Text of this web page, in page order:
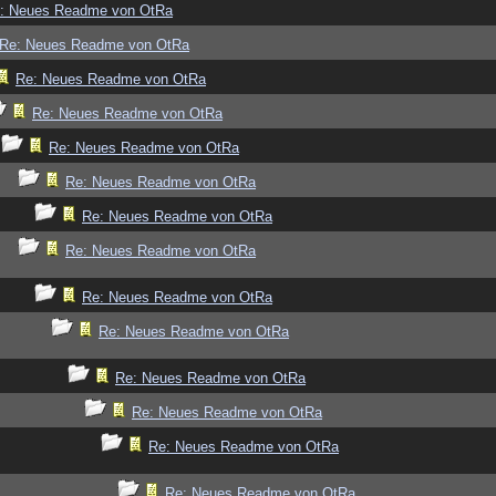
Neues Readme von OtRa
Re: Neues Readme von OtRa
Re: Neues Readme von OtRa
Re: Neues Readme von OtRa
Re: Neues Readme von OtRa
Re: Neues Readme von OtRa
Re: Neues Readme von OtRa
Re: Neues Readme von OtRa
Re: Neues Readme von OtRa
Re: Neues Readme von OtRa
Re: Neues Readme von OtRa
Re: Neues Readme von OtRa
Re: Neues Readme von OtRa